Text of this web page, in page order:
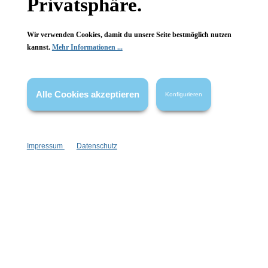
Privatsphäre.
Wir verwenden Cookies, damit du unsere Seite bestmöglich nutzen
kannst. Mehr Informationen ...
Alle Cookies akzeptieren Konfigurieren
Impressum Datenschutz